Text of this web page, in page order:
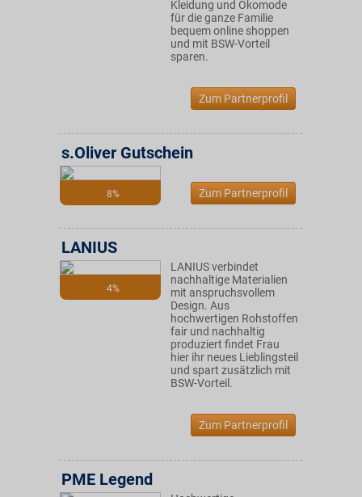
Kleidung und Ökomode
für die ganze Familie
bequem online shoppen
und mit BSW-Vorteil
sparen.
Zum Partnerprofil
8%
s.Oliver Gutschein
Zum Partnerprofil
4%
LANIUS
LANIUS verbindet
nachhaltige Materialien
mit anspruchsvollem
Design. Aus
hochwertigen Rohstoffen
fair und nachhaltig
produziert findet Frau
hier ihr neues Lieblingsteil
und spart zusätzlich mit
BSW-Vorteil.
Zum Partnerprofil
PME Legend